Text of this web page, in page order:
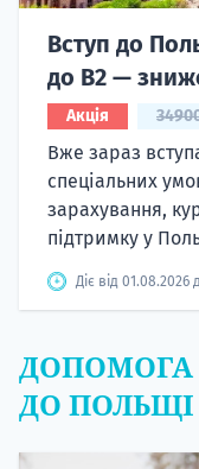
Вступ до
до B2 —
Акція
Вже зараз
спеціальних
зарахування,
підтримку у
Діє від 01.08.2026
ДОПОМОГА
ДО